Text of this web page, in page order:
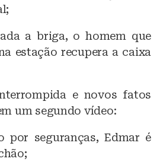
a briga, o homem que
estação recupera a caixa
e novos fatos
um segundo vídeo:
por seguranças, Edmar é